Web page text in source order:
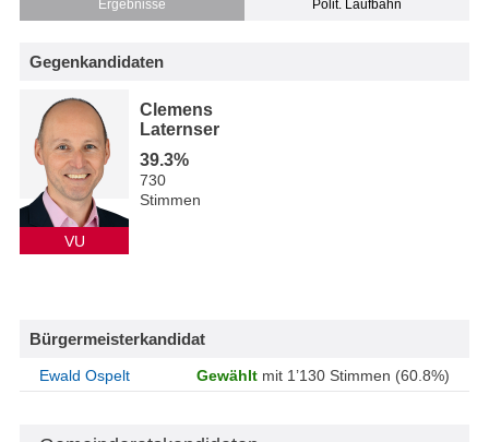
Ergebnisse Polit. Laufbahn
Gegenkandidaten
VU
Clemens
Laternser
39.3%
730
Stimmen
Bürgermeisterkandidat
Ewald Ospelt Gewählt mit 1’130 Stimmen (60.8%)